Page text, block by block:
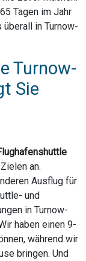
Tagen im Jahr
in Turnow-
Turnow-
Sie
an.
Ausflug für
und
in Turnow-
haben einen 9-
während wir
bringen. Und